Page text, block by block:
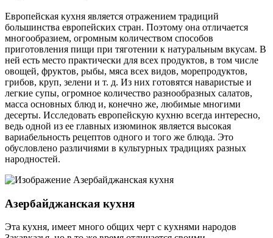
Европейская кухня является отражением традиций
большинства европейских стран. Поэтому она отличается
многообразием, огромным количеством способов
приготовления пищи при тяготении к натуральным вкусам. В
ней есть место практически для всех продуктов, в том числе
овощей, фруктов, рыбы, мяса всех видов, морепродуктов,
грибов, круп, зелени и т. д. Из них готовятся наваристые и
легкие супы, огромное количество разнообразных салатов,
масса основных блюд и, конечно же, любимые многими
десерты. Исследовать европейскую кухню всегда интересно,
ведь одной из ее главных изюминок является высокая
вариабельность рецептов одного и того же блюда. Это
обусловлено различиями в культурных традициях разных
народностей.
Азербайджанская кухня
Эта кухня, имеет много общих черт с кухнями народов